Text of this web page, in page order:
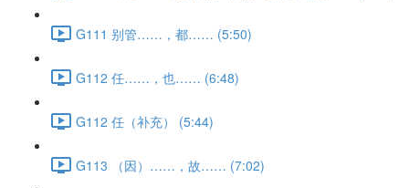
G111 别管……，都…… (5:50)
G112 任……，也…… (6:48)
G112 任（补充） (5:44)
G113 （因）……，故…… (7:02)